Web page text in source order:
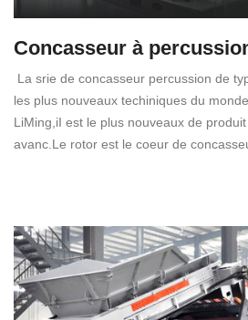
Concasseur à
La srie de concasseur percussion de
les plus nouveaux techiniques du
LiMing,iI est le plus nouveaux de
avanc.Le rotor est le coeur de